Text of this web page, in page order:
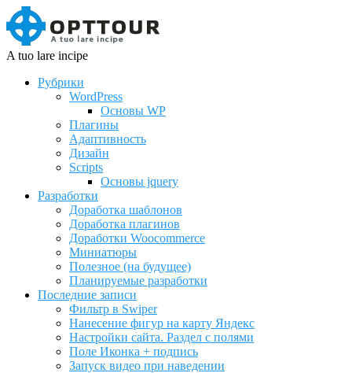
A tuo lare incipe
Рубрики
WordPress
Основы WP
Плагины
Адаптивность
Дизайн
Scripts
Основы jquery
Разработки
Доработка шаблонов
Доработка плагинов
Доработки Woocommerce
Миниатюры
Полезное (на будущее)
Планируемые разработки
Последние записи
Фильтр в Swiper
Нанесение фигур на карту Яндекс
Настройки сайта. Раздел с полями
Поле Иконка + подпись
Запуск видео при наведении